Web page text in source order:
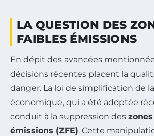
LA QUESTION DES
FAIBLES ÉMISSIONS
En dépit des avancées
décisions récentes placent la
danger. La loi de simplification de
économique, qui a été adoptée
conduit à la suppression des
émissions (ZFE). Cette